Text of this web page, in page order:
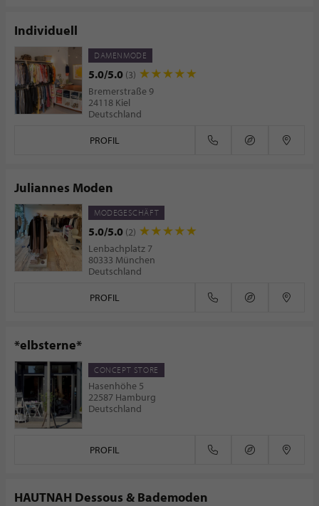
Individuell
DAMENMODE
5.0/5.0 (3)
Bremerstraße 9
24118 Kiel
Deutschland
PROFIL
Juliannes Moden
MODEGESCHÄFT
5.0/5.0 (2)
Lenbachplatz 7
80333 München
Deutschland
PROFIL
*elbsterne*
CONCEPT STORE
Hasenhöhe 5
22587 Hamburg
Deutschland
PROFIL
HAUTNAH Dessous & Bademoden